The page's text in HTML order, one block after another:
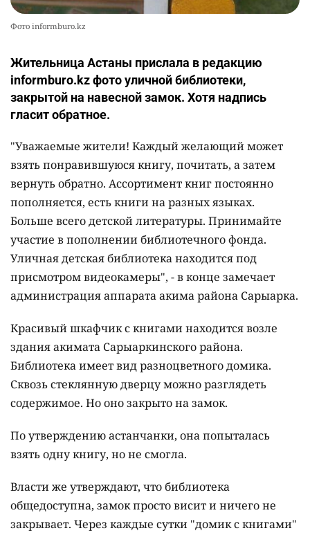
Фото informburo.kz
Жительница Астаны прислала в редакцию
informburo.kz фото уличной библиотеки,
закрытой на навесной замок. Хотя надпись
гласит обратное.
"Уважаемые жители! Каждый желающий может
взять понравившуюся книгу, почитать, а затем
вернуть обратно. Ассортимент книг постоянно
пополняется, есть книги на разных языках.
Больше всего детской литературы. Принимайте
участие в пополнении библиотечного фонда.
Уличная детская библиотека находится под
присмотром видеокамеры", - в конце замечает
администрация аппарата акима района Сарыарка.
Красивый шкафчик с книгами находится возле
здания акимата Сарыаркинского района.
Библиотека имеет вид разноцветного домика.
Сквозь стеклянную дверцу можно разглядеть
содержимое. Но оно закрыто на замок.
По утверждению астанчанки, она попыталась
взять одну книгу, но не смогла.
Власти же утверждают, что библиотека
общедоступна, замок просто висит и ничего не
закрывает. Через каждые сутки "домик с книгами"